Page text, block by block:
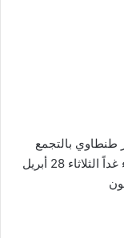
طنطاوي بالتجمع
الخامس في القاهرة الجديدة، فيما يُقام العزاء غداً الثلاثاء 28 أبريل